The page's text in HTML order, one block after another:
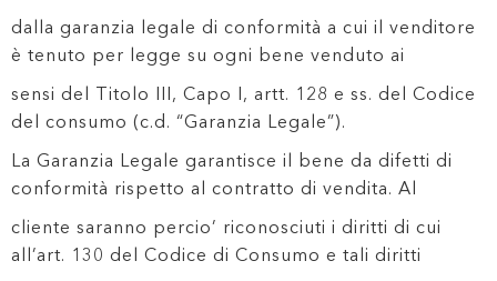
dalla garanzia legale di conformità a cui il venditore
è tenuto per legge su ogni bene venduto ai
sensi del Titolo III, Capo I, artt. 128 e ss. del Codice
del consumo (c.d. “Garanzia Legale”).
La Garanzia Legale garantisce il bene da difetti di
conformità rispetto al contratto di vendita. Al
cliente saranno percio’ riconosciuti i diritti di cui
all’art. 130 del Codice di Consumo e tali diritti